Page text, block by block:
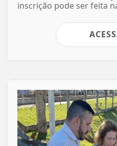
inscrição pode ser feita